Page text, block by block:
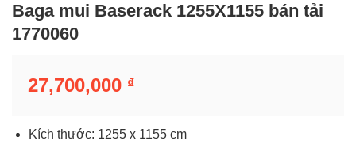
Baga mui Baserack 1255X1155 bán tải
1770060
27,700,000 ₫
Kích thước: 1255 x 1155 cm